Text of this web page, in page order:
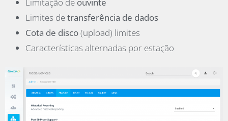
Limitação de ouvinte
Limites detransferência de dados
Cota de disco(upload) limites
Características alternadas por estação